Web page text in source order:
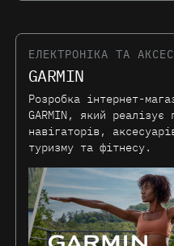
ЕЛЕКТРОНІКА ТА
GARMIN
Розробка інтернет-
GARMIN, який
навігаторів,
туризму та фітнесу.